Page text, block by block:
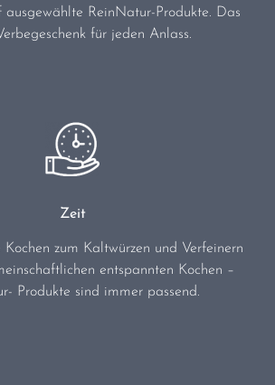
ausgewählte ReinNatur-Produkte. Das
für jeden Anlass.
Zeit
zum Kaltwürzen und Verfeinern
entspannten Kochen –
Produkte sind immer passend.